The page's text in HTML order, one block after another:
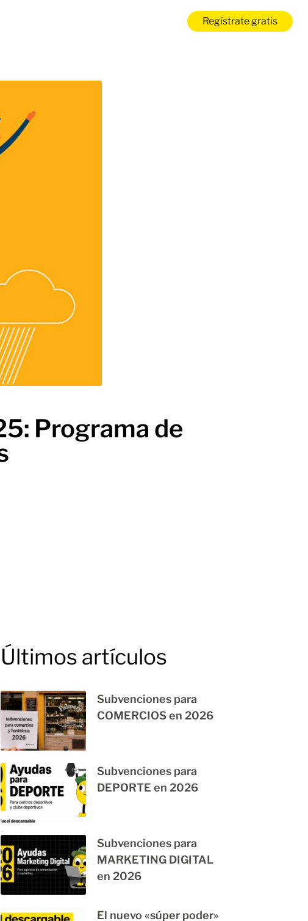
Regístrate gratis
Programa de
Últimos artículos
Subvenciones para
COMERCIOS en 2026
Subvenciones para
DEPORTE en 2026
Subvenciones para
MARKETING DIGITAL
en 2026
El nuevo «súper poder»